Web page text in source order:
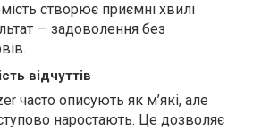
створює приємні хвилі
— задоволення без
відчуттів
часто описують як м’які, але
наростають. Це дозволяє